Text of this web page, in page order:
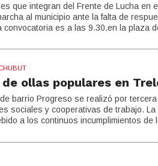
que integran del Frente de Lucha
al municipio ante la falta de
convocatoria es a las 9.30.en la plaza
ollas populares en
barrio Progreso se realizó por
sociales y cooperativas de trabajo.
a los continuos incumplimientos